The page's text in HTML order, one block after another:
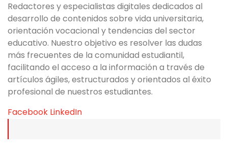
Redactores y especialistas digitales dedicados al
desarrollo de contenidos sobre vida universitaria,
orientación vocacional y tendencias del sector
educativo. Nuestro objetivo es resolver las dudas
más frecuentes de la comunidad estudiantil,
facilitando el acceso a la información a través de
artículos ágiles, estructurados y orientados al éxito
profesional de nuestros estudiantes.
Facebook LinkedIn